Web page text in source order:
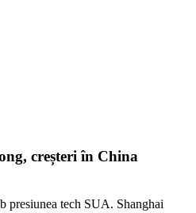
creșteri în China
presiunea tech SUA. Shanghai